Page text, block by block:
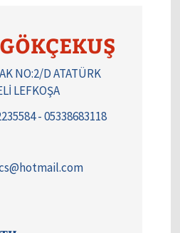
NO:2/D ATATÜRK
LEFKOŞA
- 05338683118